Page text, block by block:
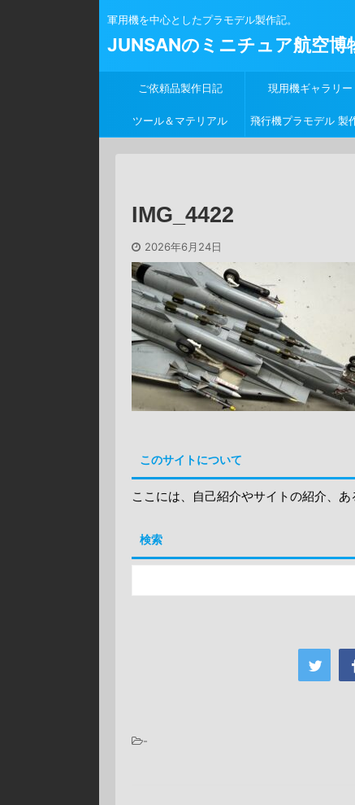
軍用機を中心としたプラモデル製作記。
JUNSANのミニチュア航空博
ご依頼品製作日記 現用機ギャラリー
ツール＆マテリアル 飛行機プラモデル 製
IMG_4422
2026年6月24日
このサイトについて
ここには、自己紹介やサイトの紹介、
検索
-